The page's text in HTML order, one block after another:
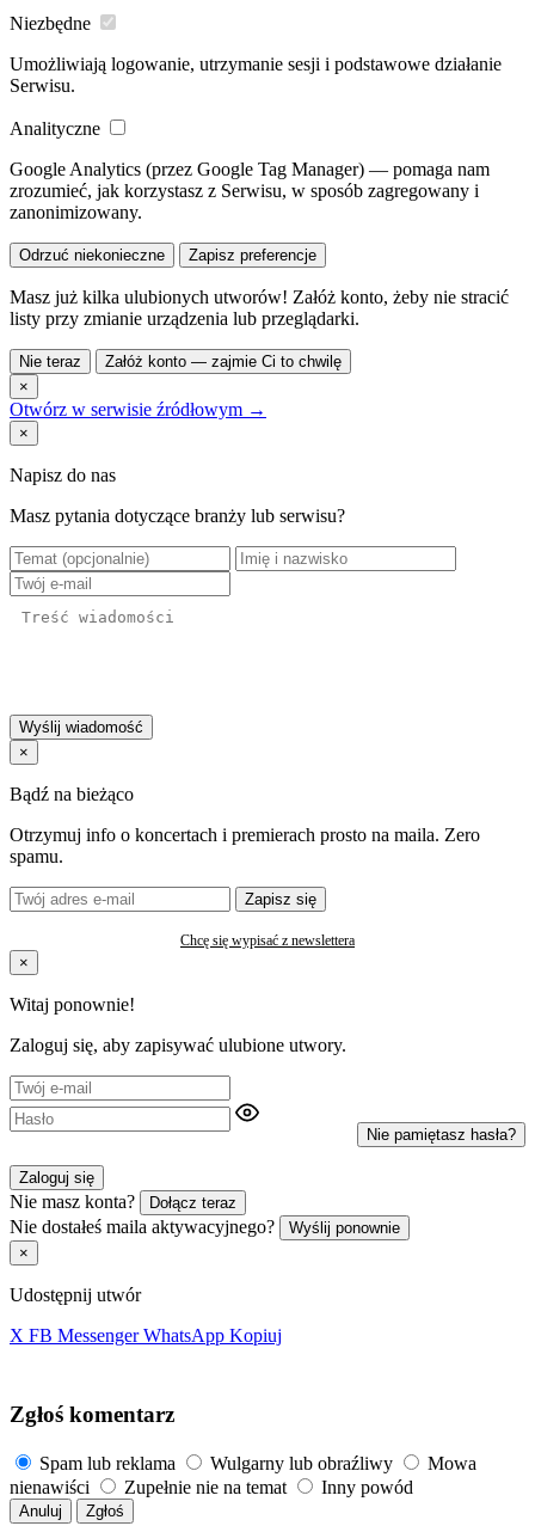
Niezbędne
Umożliwiają logowanie, utrzymanie sesji i podstawowe działanie
Serwisu.
Analityczne
Google Analytics (przez Google Tag Manager) — pomaga nam
zrozumieć, jak korzystasz z Serwisu, w sposób zagregowany i
zanonimizowany.
Odrzuć niekonieczne Zapisz preferencje
Masz już kilka ulubionych utworów! Załóż konto, żeby nie stracić
listy przy zmianie urządzenia lub przeglądarki.
Nie teraz
Załóż konto — zajmie Ci to chwilę
×
Otwórz w serwisie źródłowym →
×
Napisz do nas
Masz pytania dotyczące branży lub serwisu?
Wyślij wiadomość
×
Bądź na bieżąco
Otrzymuj info o koncertach i premierach prosto na maila. Zero
spamu.
Zapisz się
Chcę się wypisać z newslettera
×
Witaj ponownie!
Zaloguj się, aby zapisywać ulubione utwory.
Nie pamiętasz hasła?
Zaloguj się
Nie masz konta? Dołącz teraz
Nie dostałeś maila aktywacyjnego?
Wyślij ponownie
×
Udostępnij utwór
X FB Messenger WhatsApp Kopiuj
Zgłoś komentarz
Spam lub reklama Wulgarny lub obraźliwy
Mowa
nienawiści
Zupełnie nie na temat Inny powód
Anuluj Zgłoś